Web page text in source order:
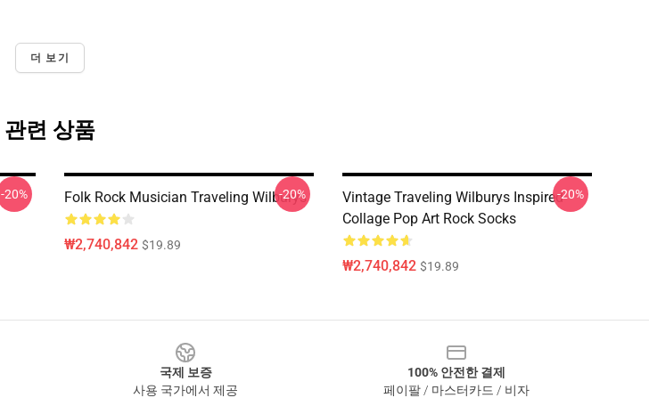
더 보기
관련 상품
-20% Folk Rock Musician Traveling Wilburys
₩2,740,842 $19.89
-20%
Vintage Traveling Wilburys Inspired
Collage Pop Art Rock Socks
₩2,740,842 $19.89
-20%
국제 보증
사용 국가에서 제공
100% 안전한 결제
페이팔 / 마스터카드 / 비자